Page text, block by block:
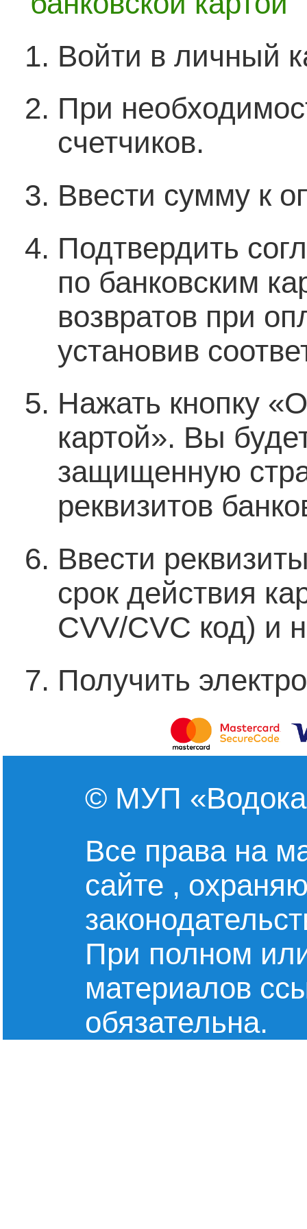
Используемые технологии
Контактная информация
Награды
Поиск по сайту
Войти в личный
При
счетчиков.
Ввести сумму к
Подтвердить
по банковским
возвратов при
установив
Нажать кнопку
картой». Вы
защищенную
реквизитов
Ввести
срок действия
CVV/CVC код) и
Получить
© МУП
Все права на
сайте ,
При полном
материалов
обязательна.